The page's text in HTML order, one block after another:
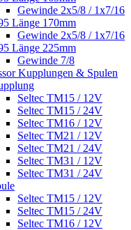
Gewinde 2x5/8 / 1x7/16
Länge 170mm
Gewinde 2x5/8 / 1x7/16
Länge 225mm
Gewinde 7/8
Kupplungen & Spulen
Seltec TM15 / 12V
Seltec TM15 / 24V
Seltec TM16 / 12V
Seltec TM21 / 12V
Seltec TM21 / 24V
Seltec TM31 / 12V
Seltec TM31 / 24V
Seltec TM15 / 12V
Seltec TM15 / 24V
Seltec TM16 / 12V